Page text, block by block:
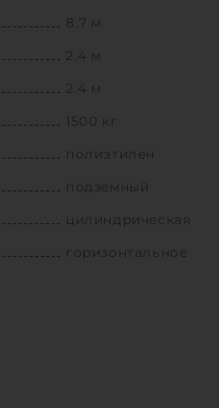
8.7 м
2.4 м
2.4 м
1500 кг
полиэтилен
подземный
цилиндрическая
горизонтальное